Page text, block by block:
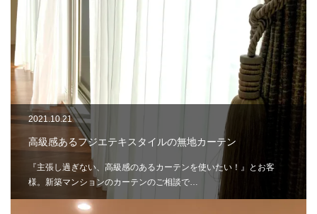
2021.10.21
高級感あるフジエテキスタイルの無地カーテン
『主張し過ぎない、高級感のあるカーテンを使いたい！』とお客
様。新築マンションのカーテンのご相談で…